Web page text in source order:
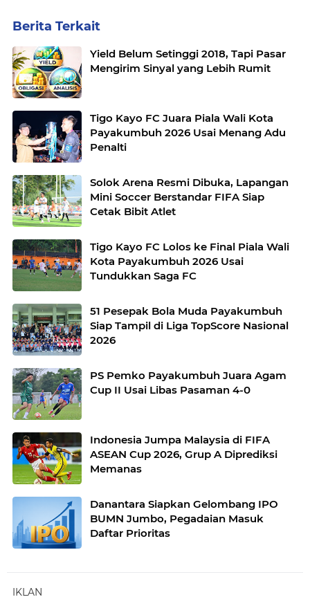
Berita Terkait
Yield Belum Setinggi 2018, Tapi Pasar
Mengirim Sinyal yang Lebih Rumit
Tigo Kayo FC Juara Piala Wali Kota
Payakumbuh 2026 Usai Menang Adu
Penalti
Solok Arena Resmi Dibuka, Lapangan
Mini Soccer Berstandar FIFA Siap
Cetak Bibit Atlet
Tigo Kayo FC Lolos ke Final Piala Wali
Kota Payakumbuh 2026 Usai
Tundukkan Saga FC
51 Pesepak Bola Muda Payakumbuh
Siap Tampil di Liga TopScore Nasional
2026
PS Pemko Payakumbuh Juara Agam
Cup II Usai Libas Pasaman 4-0
Indonesia Jumpa Malaysia di FIFA
ASEAN Cup 2026, Grup A Diprediksi
Memanas
Danantara Siapkan Gelombang IPO
BUMN Jumbo, Pegadaian Masuk
Daftar Prioritas
IKLAN